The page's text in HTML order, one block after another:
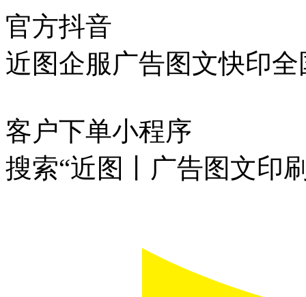
官方抖音
近图企服广告图文快印全
客户下单小程序
搜索“近图丨广告图文印